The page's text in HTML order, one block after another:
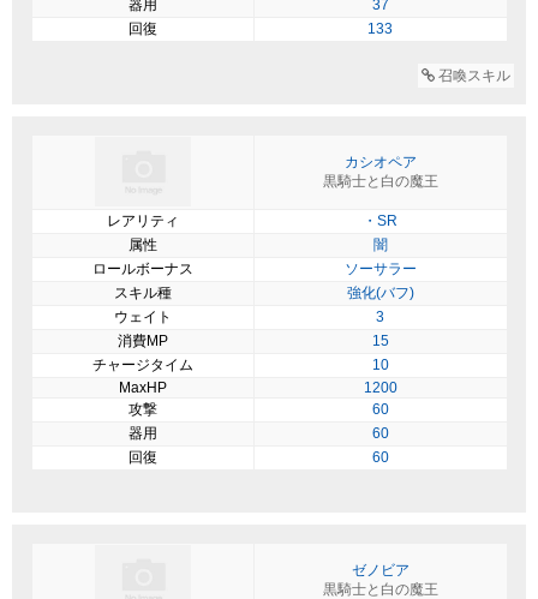
器用
37
回復
133
召喚スキル
カシオペア
黒騎士と白の魔王
レアリティ
・SR
属性
闇
ロールボーナス
ソーサラー
スキル種
強化(バフ)
ウェイト
3
消費MP
15
チャージタイム
10
MaxHP
1200
攻撃
60
器用
60
回復
60
ゼノビア
黒騎士と白の魔王